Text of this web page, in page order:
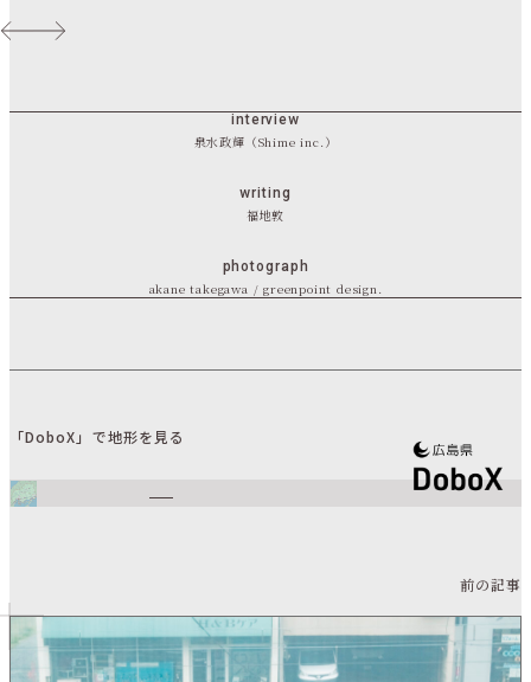
interview
泉水政輝（Shime inc.）
writing
福地敦
photograph
akane takegawa / greenpoint design.
「DoboX」で地形を見る
前の記事